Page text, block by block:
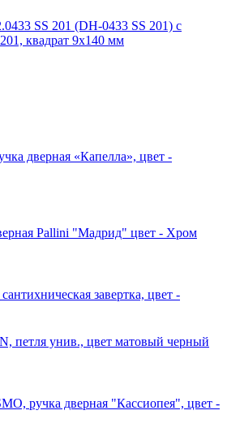
SS 201 (DH-0433 SS 201) с
квадрат 9x140 мм
дверная «Капелла», цвет -
Pallini "Мадрид" цвет - Хром
завертка, цвет -
петля унив., цвет матовый черный
ручка дверная "Кассиопея", цвет -